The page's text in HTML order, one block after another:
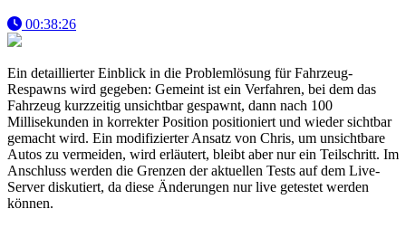
00:38:26
Ein detaillierter Einblick in die Problemlösung für Fahrzeug-
Respawns wird gegeben: Gemeint ist ein Verfahren, bei dem das
Fahrzeug kurzzeitig unsichtbar gespawnt, dann nach 100
Millisekunden in korrekter Position positioniert und wieder sichtbar
gemacht wird. Ein modifizierter Ansatz von Chris, um unsichtbare
Autos zu vermeiden, wird erläutert, bleibt aber nur ein Teilschritt. Im
Anschluss werden die Grenzen der aktuellen Tests auf dem Live-
Server diskutiert, da diese Änderungen nur live getestet werden
können.